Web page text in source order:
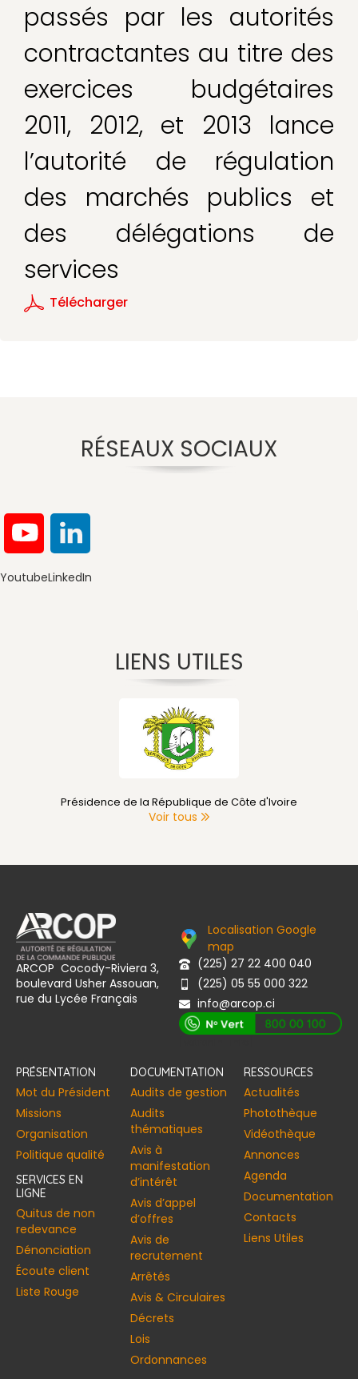
passés par les autorités
contractantes au titre des
exercices budgétaires
2011, 2012, et 2013 lance
l’autorité de régulation
des marchés publics et
des délégations de
services
Télécharger
RÉSEAUX SOCIAUX
YoutubeLinkedIn
LIENS UTILES
Présidence de la République de Côte d'Ivoire
Voir tous
ARCOP Cocody-Riviera 3,
boulevard Usher Assouan,
rue du Lycée Français
Localisation Google
map
(225) 27 22 400 040
(225) 05 55 000 322
info@arcop.ci
PRÉSENTATION
Mot du Président
Missions
Organisation
Politique qualité
SERVICES EN
LIGNE
Quitus de non
redevance
Dénonciation
Écoute client
Liste Rouge
DOCUMENTATION
Audits de gestion
Audits
thématiques
Avis à
manifestation
d’intérêt
Avis d’appel
d’offres
Avis de
recrutement
Arrêtés
Avis & Circulaires
Décrets
Lois
Ordonnances
RESSOURCES
Actualités
Photothèque
Vidéothèque
Annonces​
Agenda
Documentation
Contacts
Liens Utiles